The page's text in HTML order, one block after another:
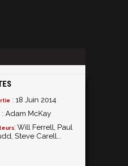
: 18 Juin 2014
: Adam McKay
: Will Ferrell, Paul
Steve Carell...